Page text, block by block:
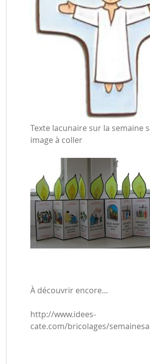
Texte lacunaire sur la semaine
image à coller
À découvrir encore...
http://www.idees-
cate.com/bricolages/